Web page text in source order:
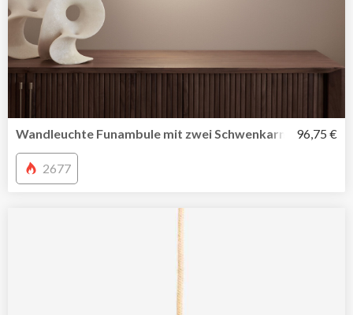
Wandleuchte Funambule mit zwei Schwenkarmen von
96,75 €
2677